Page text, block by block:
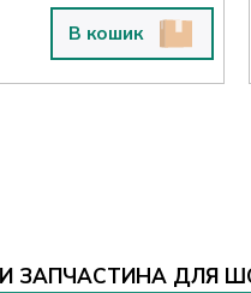
В кошик
ЗАПЧАСТИНА ДЛЯ